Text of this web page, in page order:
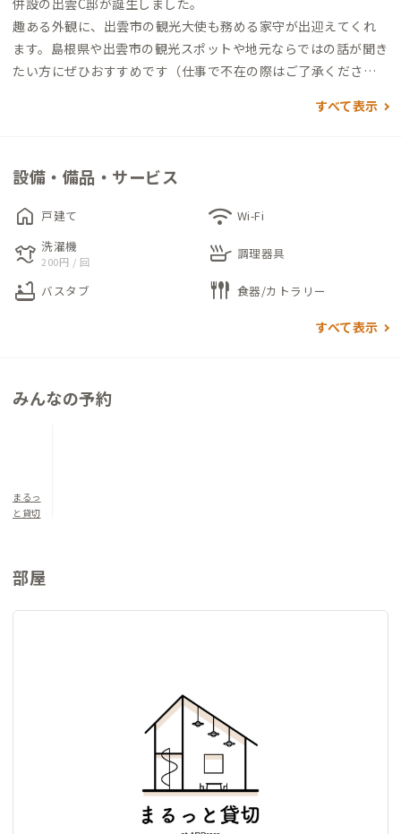
趣ある外観に、出雲市の観光大使も務める家守が出迎えてくれ
ます。島根県や出雲市の観光スポットや地元ならではの話が聞き
たい方にぜひおすすめです（仕事で不在の際はご了承くださ
に作業したい方はそちらもご利用ください。
晴れた夜には満天の星空が見える出雲C邸。BBQコンロの貸し出
しもありますので、オン・オフどちらも満喫できそうです。
すべて表示
設備・備品・サービス
home 戸建て wifi Wi-Fi
laundry 洗濯機
200円 / 回 skillet 調理器具
bathtub バスタブ flatware 食器/カトラリー
すべて表示
みんなの予約
まるっ
と貸切
部屋